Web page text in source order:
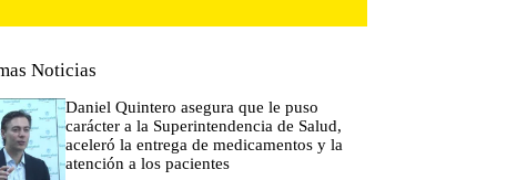
Noticias
Daniel Quintero asegura que le puso
carácter a la Superintendencia de Salud,
aceleró la entrega de medicamentos y la
atención a los pacientes